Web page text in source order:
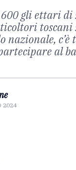
gli ettari di
toscani
nazionale, c’è
al
2024